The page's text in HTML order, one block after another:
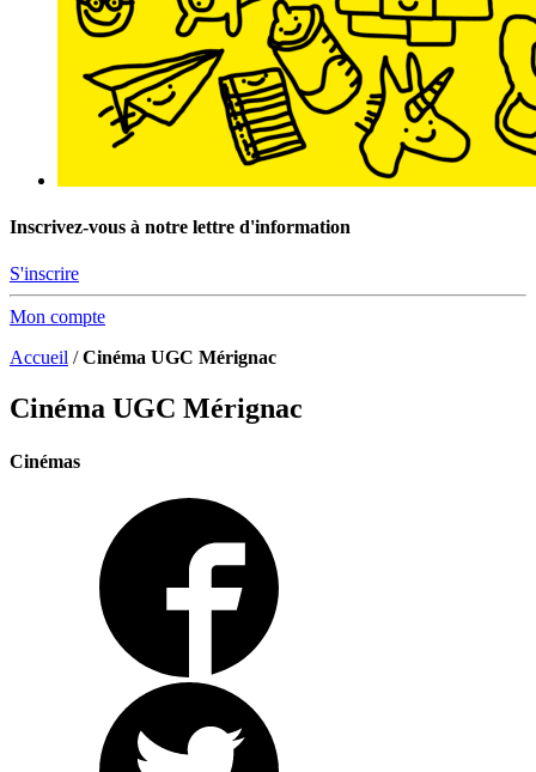
Inscrivez-vous à notre lettre d'information
S'inscrire
Mon compte
Accueil /Cinéma UGC Mérignac
Cinéma UGC Mérignac
Cinémas